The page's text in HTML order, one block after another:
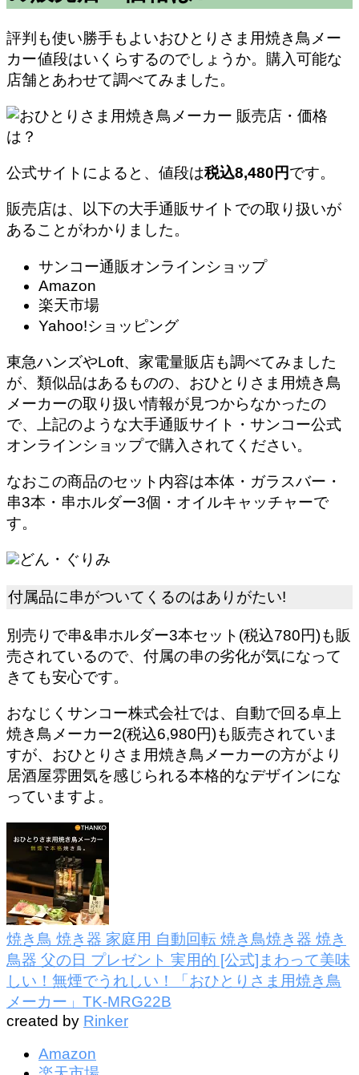
評判も使い勝手もよいおひとりさま用焼き鳥メー
カー値段はいくらするのでしょうか。購入可能な
店舗とあわせて調べてみました。
公式サイトによると、値段は税込8,480円です。
販売店は、以下の大手通販サイトでの取り扱いが
あることがわかりました。
サンコー通販オンラインショップ
Amazon
楽天市場
Yahoo!ショッピング
東急ハンズやLoft、家電量販店も調べてみました
が、類似品はあるものの、おひとりさま用焼き鳥
メーカーの取り扱い情報が見つからなかったの
で、上記のような大手通販サイト・サンコー公式
オンラインショップで購入されてください。
なおこの商品のセット内容は本体・ガラスバー・
串3本・串ホルダー3個・オイルキャッチャーで
す。
どん・ぐりみ
付属品に串がついてくるのはありがたい!
別売りで串&串ホルダー3本セット(税込780円)も販
売されているので、付属の串の劣化が気になって
きても安心です。
おなじくサンコー株式会社では、自動で回る卓上
焼き鳥メーカー2(税込6,980円)も販売されていま
すが、おひとりさま用焼き鳥メーカーの方がより
居酒屋雰囲気を感じられる本格的なデザインにな
っていますよ。
焼き鳥 焼き器 家庭用 自動回転 焼き鳥焼き器 焼き
鳥器 父の日 プレゼント 実用的 [公式]まわって美味
しい！無煙でうれしい！「おひとりさま用焼き鳥
メーカー」TK-MRG22B
created by Rinker
Amazon